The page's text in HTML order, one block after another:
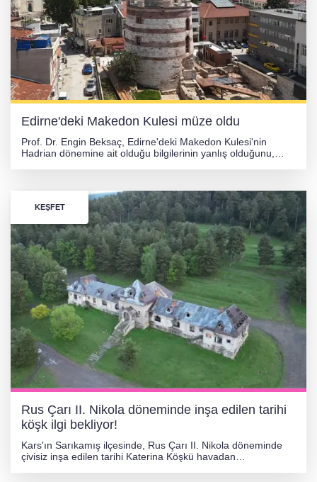
Edirne'deki Makedon Kulesi müze oldu
Prof. Dr. Engin Beksaç, Edirne'deki Makedon Kulesi'nin
Hadrian dönemine ait olduğu bilgilerinin yanlış olduğunu,
KEŞFET
Rus Çarı II. Nikola döneminde inşa edilen tarihi
köşk ilgi bekliyor!
Kars'ın Sarıkamış ilçesinde, Rus Çarı II. Nikola döneminde
çivisiz inşa edilen tarihi Katerina Köşkü havadan